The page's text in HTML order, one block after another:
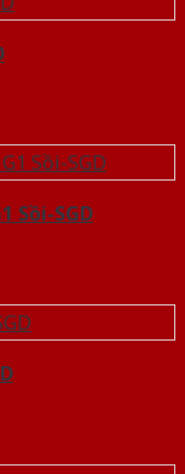
Sồi-SGD